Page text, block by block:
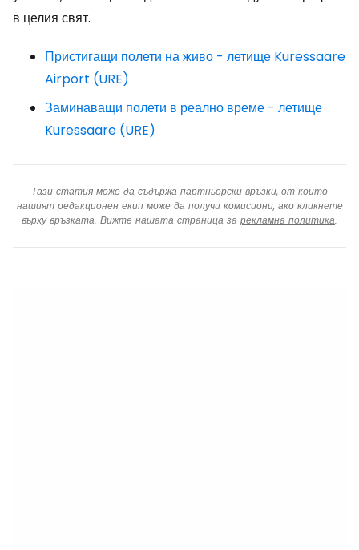
в целия свят.
Пристигащи полети на живо - летище Kuressaare
Airport (URE)
Заминаващи полети в реално време - летище
Kuressaare (URE)
Тази статия може да съдържа партньорски връзки, от които
нашият редакционен екип може да получи комисиони, ако кликнете
върху връзката. Вижте нашата страница за рекламна политика.